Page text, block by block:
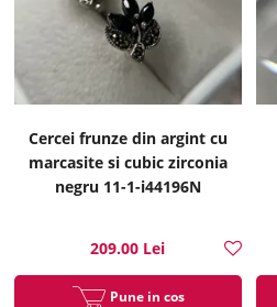
Cercei frunze din argint cu
marcasite si cubic zirconia
negru 11-1-i44196N
209.00 Lei
Pune in cos